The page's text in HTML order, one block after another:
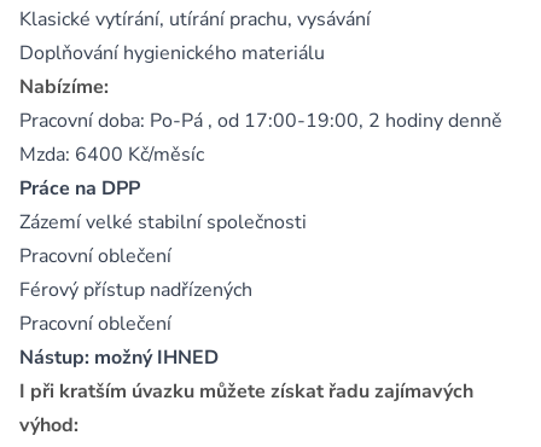
Klasické vytírání, utírání prachu, vysávání
Doplňování hygienického materiálu
Nabízíme:
Pracovní doba: Po-Pá , od 17:00-19:00, 2 hodiny denně
Mzda: 6400 Kč/měsíc
Práce na DPP
Zázemí velké stabilní společnosti
Pracovní oblečení
Férový přístup nadřízených
Pracovní oblečení
Nástup: možný IHNED
I při kratším úvazku můžete získat řadu zajímavých
výhod: